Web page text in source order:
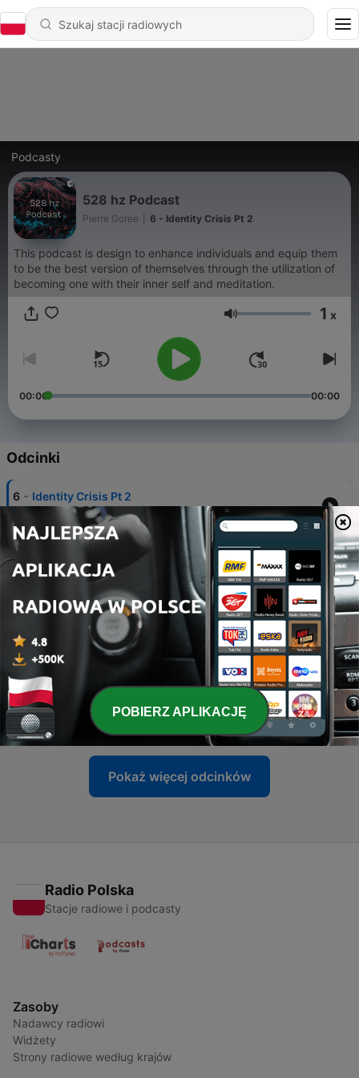
Podcasty
528 hz Podcast
Pierre Goree 6 - Identity Crisis Pt 2
This podcast is design to enhance individuals and equip them
to be the best version of themselves through the utilization of
becoming one with their inner self and meditation.
Głośność 1 x
00:00 00:00
Odcinki
6 - Identity Crisis Pt 2
5 528 hz Podcast (Trailer)
20 lis 2019
4 - Identity Crisis pt 1
3 - How do the broken love again?
13 lis 2019
2 - Trusting in Self
24 wrz 2019
Pokaż więcej odcinków
Radio Polska
Stacje radiowe i podcasty
Zasoby
Nadawcy radiowi
Widżety
Strony radiowe według krajów
POBIERZ APLIKACJĘ